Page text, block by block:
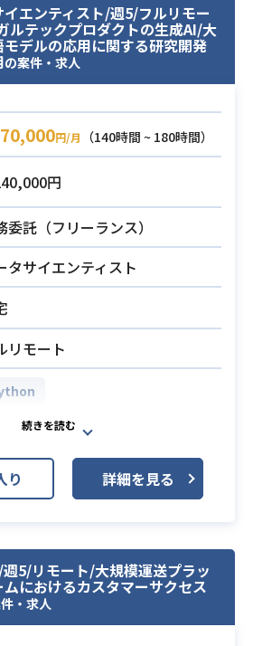
以上）
、クラウドに関する利活用経
有していること
己表現と課題形成ができ、前向
力があること
ステムが出力する英文メッセー
理解できるレベルの英語能力が
こと
イエンティスト/週5/フルリモー
ルテックプロダクトの生成AI/大
デルの応用に関する研究開発
の案件・求人
円/月
（140時間 ~ 180時間）
円
委託（フリーランス）
タサイエンティスト
リモート
(Amazon Web Services)
Git GitHub
ガルテックプロダクトへの生成A
開発及び運用案件にて、データ
エンティストをご担当いただき
。
存サービスにおけるユーザー履
り 詳細を見る
5/リモート/大規模運送プラッ
ムにおけるカスタマーサクセス
・求人